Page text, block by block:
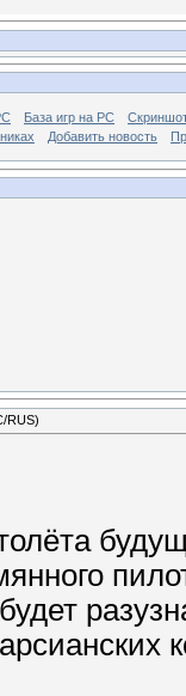
База игр на РС
Добавить новость
RUS)